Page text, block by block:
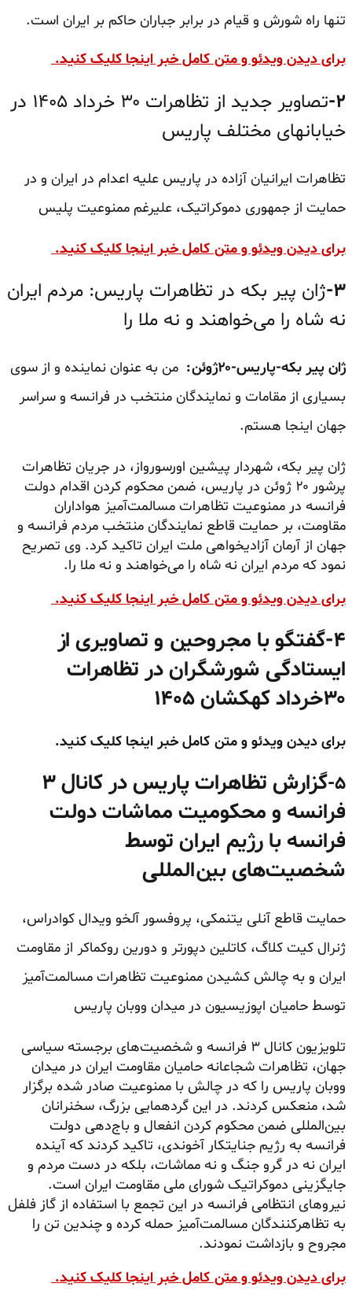
تنها راه شورش و قیام در برابر جباران حاکم بر ایران است.
برای دیدن ویدئو و متن کامل خبر اینجا کلیک کنید.
۲-
تصاویر جدید از تظاهرات ۳۰ خرداد ۱۴۰۵ در
خیابانهای مختلف پاریس
تظاهرات ایرانیان آزاده در پاریس علیه اعدام در ایران و در
حمایت از جمهوری دموکراتیک، علیرغم ممنوعیت پلیس
برای دیدن ویدئو و متن کامل خبر اینجا کلیک کنید.
۳- ژان پیر بکه در تظاهرات پاریس: مردم ایران
نه شاه را می‌خواهند و نه ملا را
ژان پیر بکه-پاریس-۲۰ژوئن:
من به عنوان نماینده و از سوی
بسیاری از مقامات و نمایندگان منتخب در فرانسه و سراسر
جهان اینجا هستم.
ژان پیر بکه، شهردار پیشین اورسورواز، در جریان تظاهرات
پرشور ۲۰ ژوئن در پاریس، ضمن محکوم کردن اقدام دولت
فرانسه در ممنوعیت تظاهرات مسالمت‌آمیز هواداران
مقاومت، بر حمایت قاطع نمایندگان منتخب مردم فرانسه و
جهان از آرمان آزادیخواهی ملت ایران تاکید کرد. وی تصریح
نمود که مردم ایران نه شاه را می‌خواهند و نه ملا را.
برای دیدن ویدئو و متن کامل خبر اینجا کلیک کنید.
۴-گفتگو با مجروحین و تصاویری از
ایستادگی شورشگران در تظاهرات
۳۰خرداد کهکشان ۱۴۰۵
برای دیدن ویدئو و متن کامل خبر اینجا کلیک کنید.
۵-
گزارش تظاهرات پاریس در کانال ۳
فرانسه و محکومیت مماشات دولت
فرانسه با رژیم ایران توسط
شخصیت‌های بین‌المللی
حمایت قاطع آنلی یتنمکی، پروفسور آلخو ویدال کوادراس،
ژنرال کیت کلاگ، کاتلین دپورتر و دورین روکماکر از مقاومت
ایران و به چالش کشیدن ممنوعیت تظاهرات مسالمت‌آمیز
توسط حامیان اپوزیسیون در میدان ووبان پاریس
تلویزیون کانال ۳ فرانسه و شخصیت‌های برجسته سیاسی
جهان، تظاهرات شجاعانه حامیان مقاومت ایران در میدان
ووبان پاریس را که در چالش با ممنوعیت صادر شده برگزار
شد، منعکس کردند. در این گردهمایی بزرگ، سخنرانان
بین‌المللی ضمن محکوم کردن انفعال و باج‌دهی دولت
فرانسه به رژیم جنایتکار آخوندی، تاکید کردند که آینده
ایران نه در گرو جنگ و نه مماشات، بلکه در دست مردم و
جایگزینی دموکراتیک شورای ملی مقاومت ایران است.
نیروهای انتظامی فرانسه در این تجمع با استفاده از گاز فلفل
به تظاهرکنندگان مسالمت‌آمیز حمله کرده و چندین تن را
مجروح و بازداشت نمودند.
برای دیدن ویدئو و متن کامل خبر اینجا کلیک کنید.